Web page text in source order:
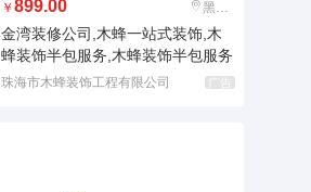
￥ 899.00 黑龙江
金湾装修公司,木蜂一站式装饰,木
蜂装饰半包服务,木蜂装饰半包服务
珠海市木蜂装饰工程有限公司 广告